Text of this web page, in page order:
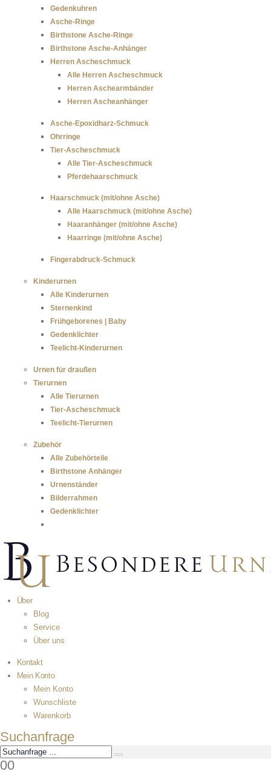
Gedenkuhren
Asche-Ringe
Birthstone Asche-Ringe
Birthstone Asche-Anhänger
Herren Ascheschmuck
Alle Herren Ascheschmuck
Herren Aschearmbänder
Herren Ascheanhänger
Asche-Epoxidharz-Schmuck
Ohrringe
Tier-Ascheschmuck
Alle Tier-Ascheschmuck
Pferdehaarschmuck
Haarschmuck (mit/ohne Asche)
Alle Haarschmuck (mit/ohne Asche)
Haaranhänger (mit/ohne Asche)
Haarringe (mit/ohne Asche)
Fingerabdruck-Schmuck
Kinderurnen
Alle Kinderurnen
Sternenkind
Frühgeborenes | Baby
Gedenklichter
Teelicht-Kinderurnen
Urnen für draußen
Tierurnen
Alle Tierurnen
Tier-Ascheschmuck
Teelicht-Tierurnen
Zubehör
Alle Zubehörteile
Birthstone Anhänger
Urnenständer
Bilderrahmen
Gedenklichter
Über
Blog
Service
Über uns
Kontakt
Mein Konto
Mein Konto
Wunschliste
Warenkorb
Suchanfrage
00